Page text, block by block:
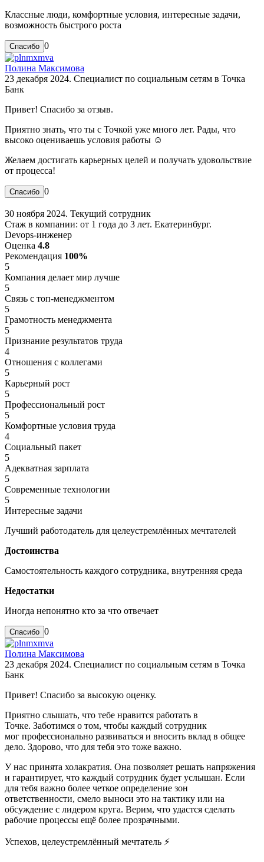
Классные люди, комфортные условия, интересные задачи,
возможность быстрого роста
0
Полина Максимова
23 декабря 2024. Специалист по социальным сетям в Точка
Банк
Привет! Спасибо за отзыв.
Приятно знать, что ты с Точкой уже много лет. Рады, что
высоко оцениваешь условия работы ☺️
Желаем достигать карьерных целей и получать удовольствие
от процесса!
0
30 ноября 2024. Текущий сотрудник
Стаж в компании: от 1 года до 3 лет. Екатеринбург.
Devops-инженер
Оценка 4.8
Рекомендация 100%
5
Компания делает мир лучше
5
Связь с топ-менеджментом
5
Грамотность менеджмента
5
Признание результатов труда
4
Отношения с коллегами
5
Карьерный рост
5
Профессиональный рост
5
Комфортные условия труда
4
Социальный пакет
5
Адекватная зарплата
5
Современные технологии
5
Интересные задачи
Лучший работодатель для целеустремлённых мечтателей
Достоинства
Самостоятельность каждого сотрудника, внутренняя среда
Недостатки
Иногда непонятно кто за что отвечает
0
Полина Максимова
23 декабря 2024. Специалист по социальным сетям в Точка
Банк
Привет! Спасибо за высокую оценку.
Приятно слышать, что тебе нравится работать в
Точке. Заботимся о том, чтобы каждый сотрудник
мог профессионально развиваться и вносить вклад в общее
дело. Здорово, что для тебя это тоже важно.
У нас принята холакратия. Она позволяет решать напряжения
и гарантирует, что каждый сотрудник будет услышан. Если
для тебя важно более четкое определение зон
ответственности, смело выноси это на тактику или на
обсуждение с лидером круга. Верим, что удастся сделать
рабочие процессы ещё более прозрачными.
Успехов, целеустремлённый мечтатель ⚡️